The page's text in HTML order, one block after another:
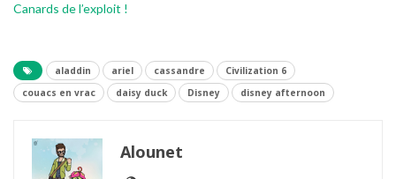
Canards de l’exploit !
aladdin ariel cassandre
Civilization 6
couacs en vrac
daisy duck Disney disney afternoon
Alounet